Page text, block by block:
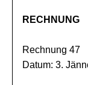
RECHNUNG
Rechnung 47
Datum: 3.